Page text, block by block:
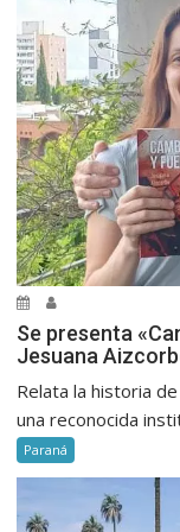
Se presenta
Jesuana
Relata la historia
una reconocida
Paraná